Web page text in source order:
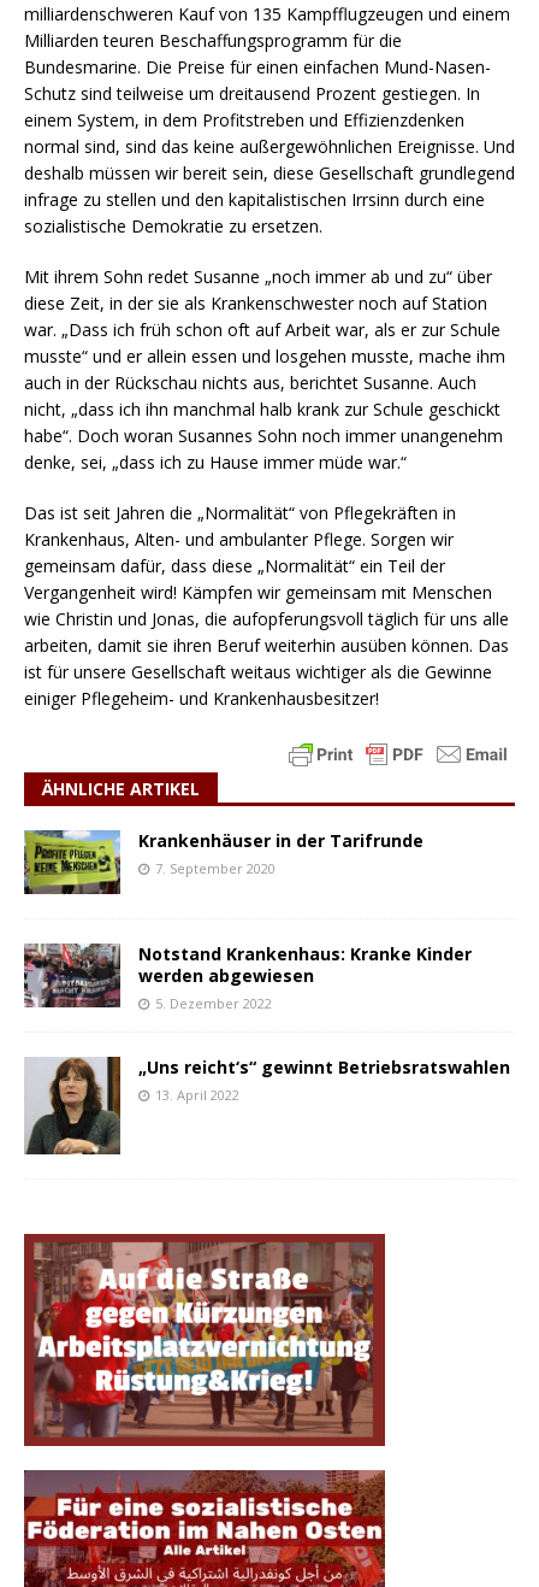
milliardenschweren Kauf von 135 Kampfflugzeugen und einem
Milliarden teuren Beschaffungsprogramm für die
Bundesmarine. Die Preise für einen einfachen Mund-Nasen-
Schutz sind teilweise um dreitausend Prozent gestiegen. In
einem System, in dem Profitstreben und Effizienzdenken
normal sind, sind das keine außergewöhnlichen Ereignisse. Und
deshalb müssen wir bereit sein, diese Gesellschaft grundlegend
infrage zu stellen und den kapitalistischen Irrsinn durch eine
sozialistische Demokratie zu ersetzen.
Mit ihrem Sohn redet Susanne „noch immer ab und zu“ über
diese Zeit, in der sie als Krankenschwester noch auf Station
war. „Dass ich früh schon oft auf Arbeit war, als er zur Schule
musste“ und er allein essen und losgehen musste, mache ihm
auch in der Rückschau nichts aus, berichtet Susanne. Auch
nicht, „dass ich ihn manchmal halb krank zur Schule geschickt
habe“. Doch woran Susannes Sohn noch immer unangenehm
denke, sei, „dass ich zu Hause immer müde war.“
Das ist seit Jahren die „Normalität“ von Pflegekräften in
Krankenhaus, Alten- und ambulanter Pflege. Sorgen wir
gemeinsam dafür, dass diese „Normalität“ ein Teil der
Vergangenheit wird! Kämpfen wir gemeinsam mit Menschen
wie Christin und Jonas, die aufopferungsvoll täglich für uns alle
arbeiten, damit sie ihren Beruf weiterhin ausüben können. Das
ist für unsere Gesellschaft weitaus wichtiger als die Gewinne
einiger Pflegeheim- und Krankenhausbesitzer!
ÄHNLICHE ARTIKEL
Krankenhäuser in der Tarifrunde
7. September 2020
Notstand Krankenhaus: Kranke Kinder
werden abgewiesen
5. Dezember 2022
„Uns reicht‘s“ gewinnt Betriebsratswahlen
13. April 2022